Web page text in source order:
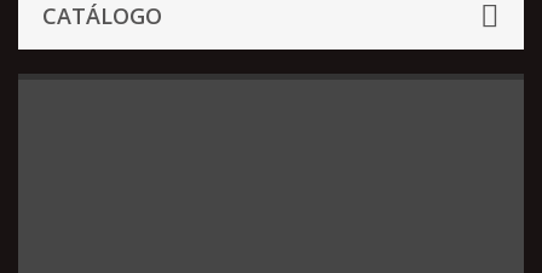
CATÁLOGO